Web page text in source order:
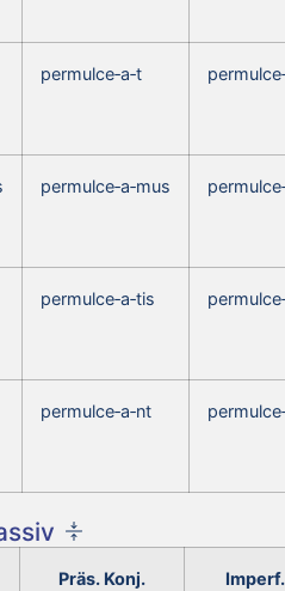
permulce‑a‑t
permulce‑a‑mus
permulce‑a‑tis
permulce‑a‑nt
Präs. Konj.